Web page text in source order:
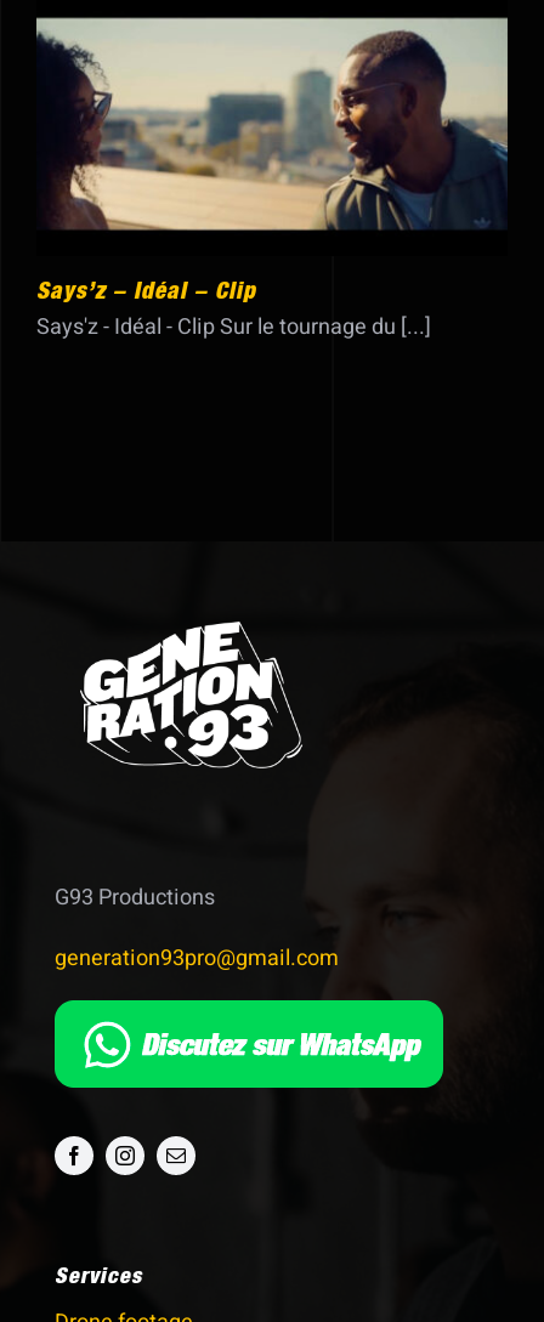
Says’z – Idéal – Clip
Says’z – Idéal – Clip
Says'z - Idéal - Clip Sur le tournage du [...]
G93 Productions
generation93pro@gmail.com
Services